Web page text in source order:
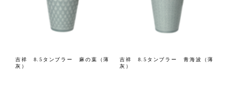
吉祥 8.5タンブラー 麻の葉（薄
灰）
吉祥 8.5タンブラー 青海波（薄
灰）